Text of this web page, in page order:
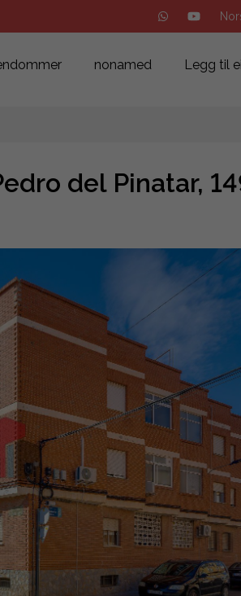
nonamed Legg til
del Pinatar,